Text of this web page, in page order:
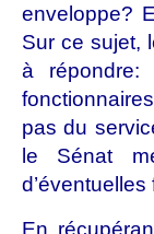
enveloppe?
Sur ce sujet,
à
pas du
le Sénat
En